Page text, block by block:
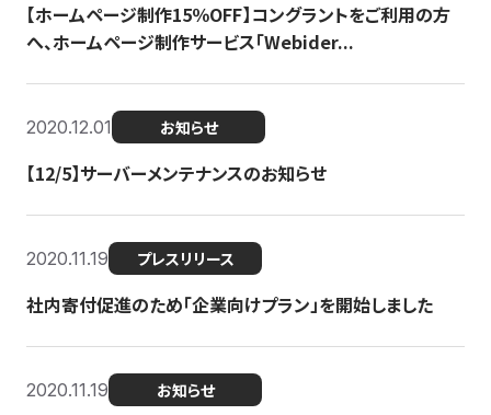
【ホームページ制作15％OFF】コングラントをご利用の方
へ、ホームページ制作サービス「Webider...
2020.12.01 お知らせ
【12/5】サーバーメンテナンスのお知らせ
2020.11.19 プレスリリース
社内寄付促進のため「企業向けプラン」を開始しました
2020.11.19 お知らせ